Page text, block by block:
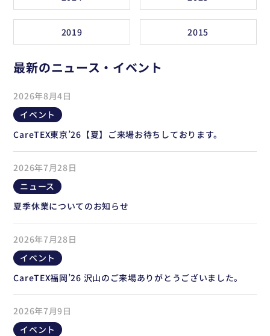
2019 2015
最新のニュース・イベント
2026年8月4日
イベント
CareTEX東京’26【夏】ご来場お待ちしております。
2026年7月28日
ニュース
夏季休業についてのお知らせ
2026年7月28日
イベント
CareTEX福岡’26 沢山のご来場ありがとうございました。
2026年7月9日
イベント